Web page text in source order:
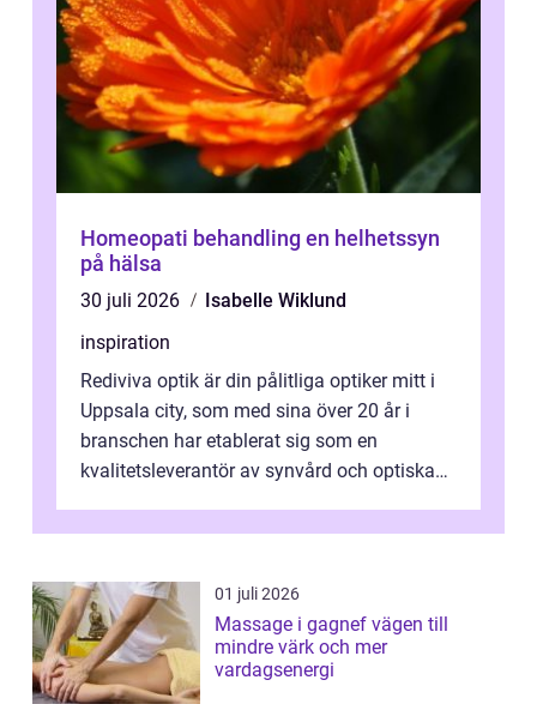
Homeopati behandling en helhetssyn
på hälsa
30 juli 2026
Isabelle Wiklund
inspiration
Rediviva optik är din pålitliga optiker mitt i
Uppsala city, som med sina över 20 år i
branschen har etablerat sig som en
kvalitetsleverantör av synvård och optiska
01 juli 2026
Massage i gagnef vägen till
mindre värk och mer
vardagsenergi